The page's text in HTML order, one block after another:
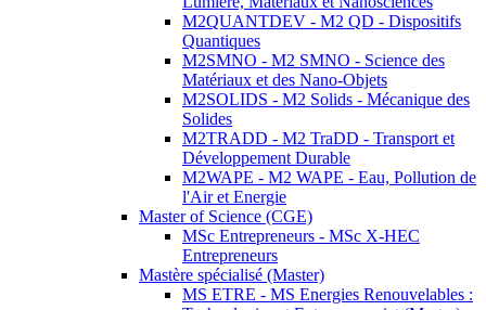
M2QUANTDEV - M2 QD - Dispositifs
Quantiques
M2SMNO - M2 SMNO - Science des
Matériaux et des Nano-Objets
M2SOLIDS - M2 Solids - Mécanique des
Solides
M2TRADD - M2 TraDD - Transport et
Développement Durable
M2WAPE - M2 WAPE - Eau, Pollution de
l'Air et Energie
Master of Science (CGE)
MSc Entrepreneurs - MSc X-HEC
Entrepreneurs
Mastère spécialisé (Master)
MS ETRE - MS Energies Renouvelables :